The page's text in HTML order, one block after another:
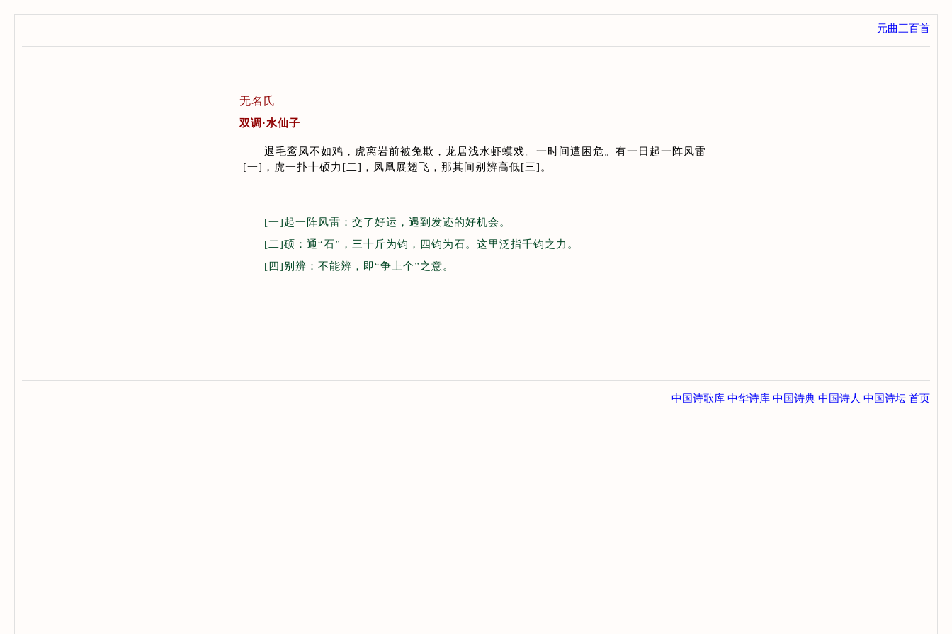
元曲三百首
无名氏
双调·水仙子
退毛鸾凤不如鸡，虎离岩前被兔欺，龙居浅水虾蟆戏。一时间遭困危。有一日起一阵风雷
[一] ，虎一扑十硕力 [二] ，凤凰展翅飞，那其间别辨高低[三] 。
[一]起一阵风雷：交了好运，遇到发迹的好机会。
[二]硕：通“石”，三十斤为钧，四钧为石。这里泛指千钧之力。
[四]别辨：不能辨，即“争上个”之意。
中国诗歌库 中华诗库 中国诗典 中国诗人 中国诗坛 首页